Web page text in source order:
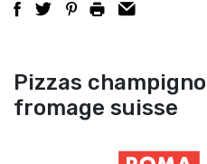
Pizzas
fromage suisse